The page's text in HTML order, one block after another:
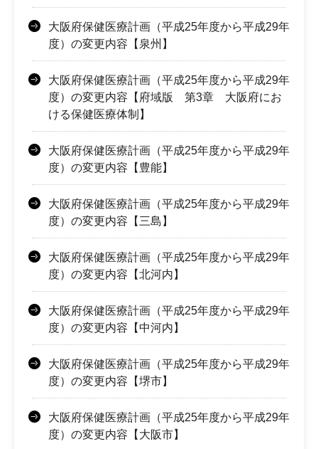
大阪府保健医療計画（平成25年度から平成29年
度）の変更内容【泉州】
大阪府保健医療計画（平成25年度から平成29年
度）の変更内容【府域版 第3章 大阪府にお
ける保健医療体制】
大阪府保健医療計画（平成25年度から平成29年
度）の変更内容【豊能】
大阪府保健医療計画（平成25年度から平成29年
度）の変更内容【三島】
大阪府保健医療計画（平成25年度から平成29年
度）の変更内容【北河内】
大阪府保健医療計画（平成25年度から平成29年
度）の変更内容【中河内】
大阪府保健医療計画（平成25年度から平成29年
度）の変更内容【堺市】
大阪府保健医療計画（平成25年度から平成29年
度）の変更内容【大阪市】